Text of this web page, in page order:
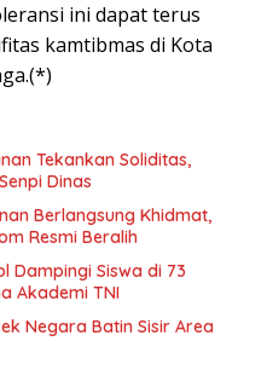
ini dapat terus
kamtibmas di Kota
Tekankan Soliditas,
Dinas
Berlangsung Khidmat,
Resmi Beralih
Dampingi Siswa di 73
Akademi TNI
Negara Batin Sisir Area